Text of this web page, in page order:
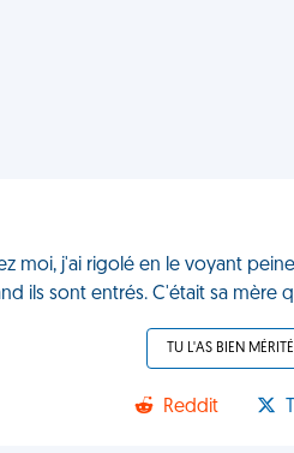
moi, j'ai rigolé en le voyant
ils sont entrés. C'était sa mère
TU L'AS BIEN MÉRITÉ
Reddit